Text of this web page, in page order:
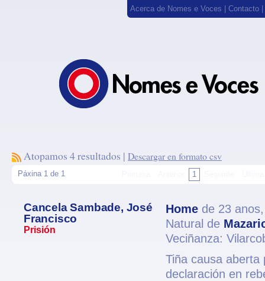
Acerca de Nomes e Voces Contacto
Atopamos 4 resultados | Descargar en formato csv
Páxina 1 de 1 1
Cancela Sambade, José
Francisco
Prisión
Home de 23
Natural de
Veciñanza:
Tiña causa aberta
declaración en